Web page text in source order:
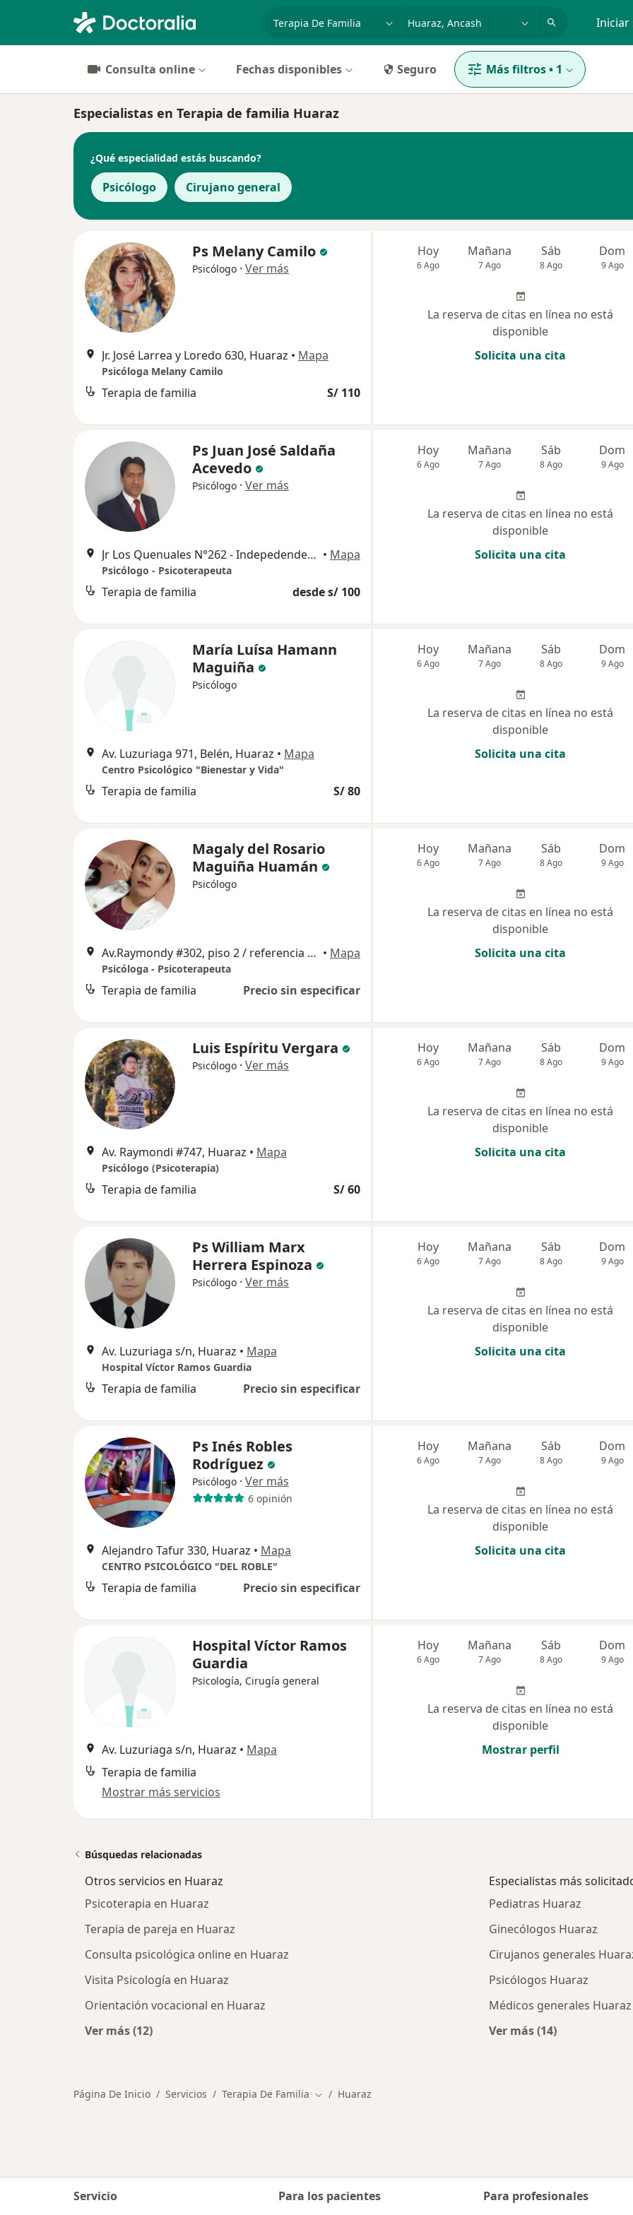
Iniciar
Consulta online Fechas disponibles Seguro Más filtros• 1
Especialistas en Terapia de familia Huaraz
¿Qué especialidad estás buscando?
Psicólogo Cirujano general
Ps Melany Camilo
Psicólogo · Ver más
Jr. José Larrea y Loredo 630, Huaraz • Mapa
Psicóloga Melany Camilo
Terapia de familia S/ 110
Hoy
6 Ago
Mañana
7 Ago
Sáb
8 Ago
Dom
9 Ago
La reserva de citas en línea no está
disponible
Solicita una cita
Ps Juan José Saldaña
Acevedo
Psicólogo · Ver más
Jr Los Quenuales N°262 - Indepedendencia, Huaraz • Mapa
Psicólogo - Psicoterapeuta
Terapia de familia desde s/ 100
Hoy
6 Ago
Mañana
7 Ago
Sáb
8 Ago
Dom
9 Ago
La reserva de citas en línea no está
disponible
Solicita una cita
María Luísa Hamann
Maguiña
Psicólogo
Av. Luzuriaga 971, Belén, Huaraz • Mapa
Centro Psicológico "Bienestar y Vida"
Terapia de familia S/ 80
Hoy
6 Ago
Mañana
7 Ago
Sáb
8 Ago
Dom
9 Ago
La reserva de citas en línea no está
disponible
Solicita una cita
Magaly del Rosario
Maguiña Huamán
Psicólogo
Av.Raymondy #302, piso 2 / referencia pasando SUMAS antes del estadio Rosas Pampa., Huaraz • Mapa
Psicóloga - Psicoterapeuta
Terapia de familia Precio sin especificar
Hoy
6 Ago
Mañana
7 Ago
Sáb
8 Ago
Dom
9 Ago
La reserva de citas en línea no está
disponible
Solicita una cita
Luis Espíritu Vergara
Psicólogo · Ver más
Av. Raymondi #747, Huaraz • Mapa
Psicólogo (Psicoterapia)
Terapia de familia S/ 60
Hoy
6 Ago
Mañana
7 Ago
Sáb
8 Ago
Dom
9 Ago
La reserva de citas en línea no está
disponible
Solicita una cita
Ps William Marx
Herrera Espinoza
Psicólogo · Ver más
Av. Luzuriaga s/n, Huaraz • Mapa
Hospital Víctor Ramos Guardia
Terapia de familia Precio sin especificar
Hoy
6 Ago
Mañana
7 Ago
Sáb
8 Ago
Dom
9 Ago
La reserva de citas en línea no está
disponible
Solicita una cita
Ps Inés Robles
Rodríguez
Psicólogo · Ver más
6 opinión
Alejandro Tafur 330, Huaraz • Mapa
CENTRO PSICOLÓGICO "DEL ROBLE"
Terapia de familia Precio sin especificar
Hoy
6 Ago
Mañana
7 Ago
Sáb
8 Ago
Dom
9 Ago
La reserva de citas en línea no está
disponible
Solicita una cita
Hospital Víctor Ramos
Guardia
Psicología, Cirugía general
Av. Luzuriaga s/n, Huaraz • Mapa
Terapia de familia
Mostrar más servicios
Hoy
6 Ago
Mañana
7 Ago
Sáb
8 Ago
Dom
9 Ago
La reserva de citas en línea no está
disponible
Mostrar perfil
Búsquedas relacionadas
Otros servicios en Huaraz
Psicoterapia en Huaraz
Terapia de pareja en Huaraz
Consulta psicológica online en Huaraz
Visita Psicología en Huaraz
Orientación vocacional en Huaraz
Ver más (12)
Especialistas más
Pediatras Huaraz
Ginecólogos Huaraz
Cirujanos generales
Psicólogos Huaraz
Médicos generales Huaraz
Ver más (14)
Página De Inicio Servicios Terapia De Familia Cambiar de ciudad
Huaraz
Servicio Para los pacientes Para profesionales